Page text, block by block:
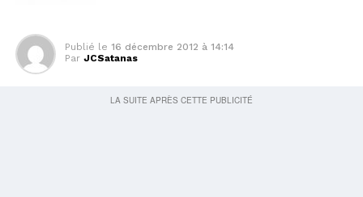
Publié le 16 décembre 2012 à 14:14
Par JCSatanas